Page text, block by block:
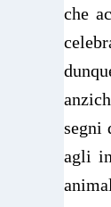
che
segni
agli